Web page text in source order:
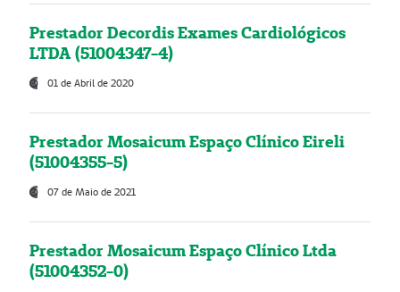
Prestador Decordis Exames Cardiológicos
LTDA (51004347-4)
01 de Abril de 2020
Prestador Mosaicum Espaço Clínico Eireli
(51004355-5)
07 de Maio de 2021
Prestador Mosaicum Espaço Clínico Ltda
(51004352-0)